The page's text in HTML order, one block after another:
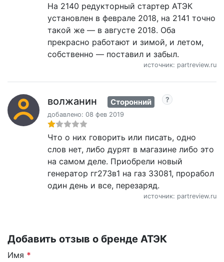
На 2140 редукторный стартер АТЭК
установлен в феврале 2018, на 2141 точно
такой же — в августе 2018. Оба
прекрасно работают и зимой, и летом,
собственно — поставил и забыл.
источник: partreview.ru
волжанин Сторонний
добавлено: 08 фев 2019
Что о них говорить или писать, одно
слов нет, либо дурят в магазине либо это
на самом деле. Приобрели новый
генератор гг273в1 на газ 33081, прорабол
один день и все, перезаряд.
источник: partreview.ru
Добавить отзыв о бренде АТЭК
Имя *